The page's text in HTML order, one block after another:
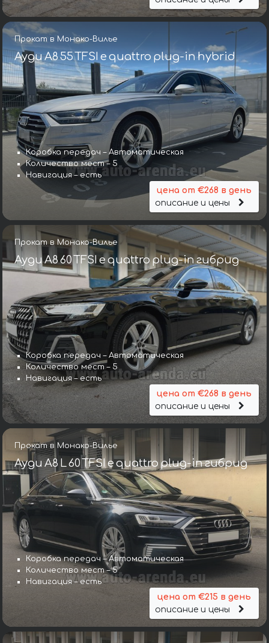
Прокат в Монако-Вилье
Ауди A8 55 TFSI e quattro plug-in hybrid
Коробка передач – Автоматическая
Количество мест – 5
Навигация – есть
цена от €268 в день
описание и цены
Прокат в Монако-Вилье
Ауди A8 60 TFSI e quattro plug-in гибрид
Коробка передач – Автоматическая
Количество мест – 5
Навигация – есть
цена от €268 в день
описание и цены
Прокат в Монако-Вилье
Ауди A8 L 60 TFSI e quattro plug-in гибрид
Коробка передач – Автоматическая
Количество мест – 5
Навигация – есть
цена от €215 в день
описание и цены